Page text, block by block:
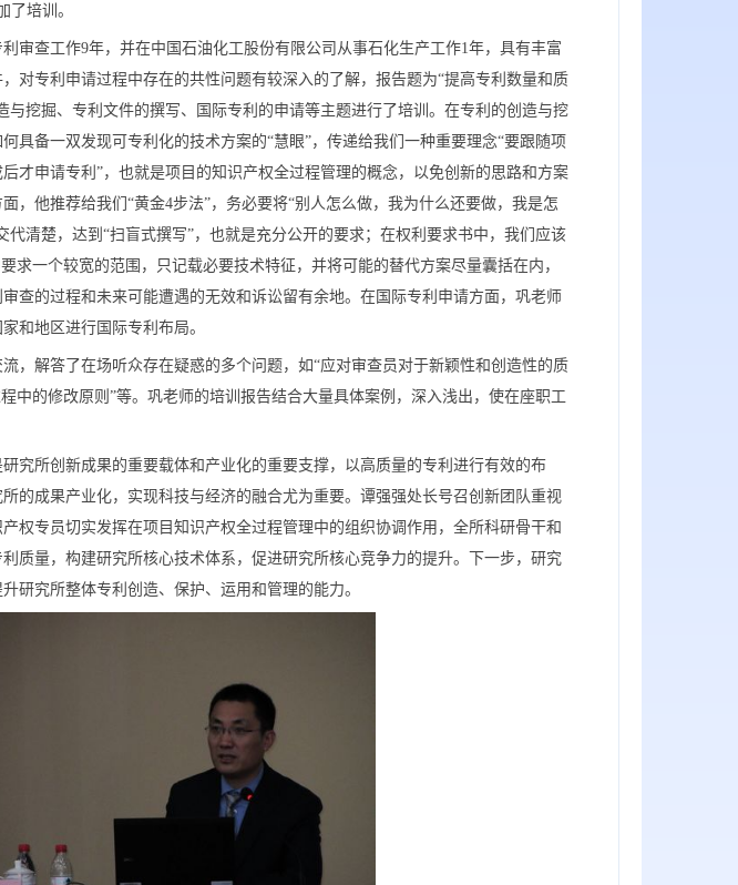
了培训。
审查工作9年，并在中国石油化工股份有限公司从事石化生产工作1年，具有丰富
对专利申请过程中存在的共性问题有较深入的了解，报告题为“提高专利数量和质
与挖掘、专利文件的撰写、国际专利的申请等主题进行了培训。在专利的创造与挖
具备一双发现可专利化的技术方案的“慧眼”，传递给我们一种重要理念“要跟随项
才申请专利”，也就是项目的知识产权全过程管理的概念，以免创新的思路和方案
，他推荐给我们“黄金4步法”，务必要将“别人怎么做，我为什么还要做，我是怎
代清楚，达到“扫盲式撰写”，也就是充分公开的要求；在权利要求书中，我们应该
求一个较宽的范围，只记载必要技术特征，并将可能的替代方案尽量囊括在内，
查的过程和未来可能遭遇的无效和诉讼留有余地。在国际专利申请方面，巩老师
和地区进行国际专利布局。
，解答了在场听众存在疑惑的多个问题，如“应对审查员对于新颖性和创造性的质
中的修改原则”等。巩老师的培训报告结合大量具体案例，深入浅出，使在座职工
究所创新成果的重要载体和产业化的重要支撑，以高质量的专利进行有效的布
的成果产业化，实现科技与经济的融合尤为重要。谭强强处长号召创新团队重视
权专员切实发挥在项目知识产权全过程管理中的组织协调作用，全所科研骨干和
质量，构建研究所核心技术体系，促进研究所核心竞争力的提升。下一步，研究
研究所整体专利创造、保护、运用和管理的能力。